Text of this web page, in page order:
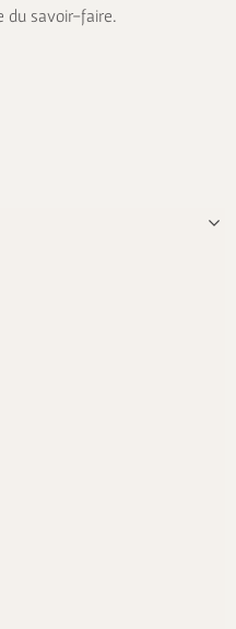
du savoir-faire.